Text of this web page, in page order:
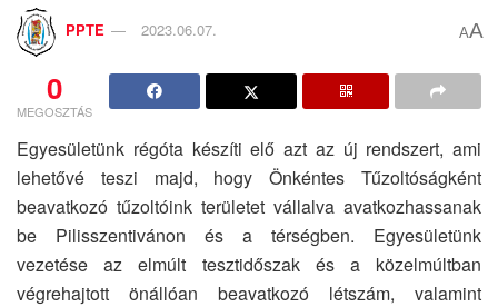
PPTE 2023.06.07. AA
0
MEGOSZTÁS
Egyesületünk régóta készíti elő azt az új rendszert, ami
lehetővé teszi majd, hogy Önkéntes Tűzoltóságként
beavatkozó tűzoltóink területet vállalva avatkozhassanak
be Pilisszentivánon és a térségben. Egyesületünk
vezetése az elmúlt tesztidőszak és a közelmúltban
végrehajtott önállóan beavatkozó létszám, valamint